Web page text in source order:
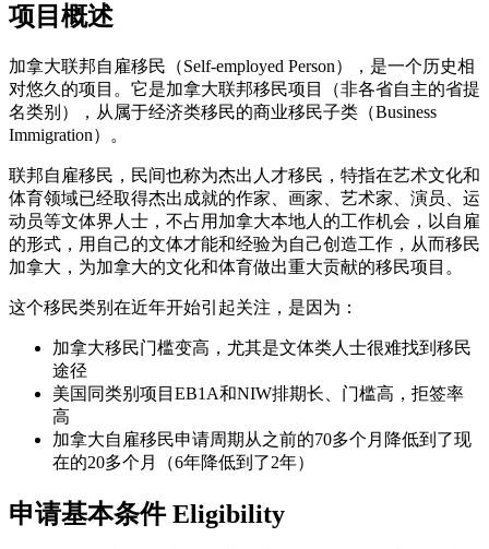
项目概述
加拿大联邦自雇移民（Self-employed Person），是一个历史相
对悠久的项目。它是加拿大联邦移民项目（非各省自主的省提
名类别），从属于经济类移民的商业移民子类（Business
Immigration）。
联邦自雇移民，民间也称为杰出人才移民，特指在艺术文化和
体育领域已经取得杰出成就的作家、画家、艺术家、演员、运
动员等文体界人士，不占用加拿大本地人的工作机会，以自雇
的形式，用自己的文体才能和经验为自己创造工作，从而移民
加拿大，为加拿大的文化和体育做出重大贡献的移民项目。
这个移民类别在近年开始引起关注，是因为：
加拿大移民门槛变高，尤其是文体类人士很难找到移民
途径
美国同类别项目EB1A和NIW排期长、门槛高，拒签率
高
加拿大自雇移民申请周期从之前的70多个月降低到了现
在的20多个月（6年降低到了2年）
申请基本条件 Eligibility